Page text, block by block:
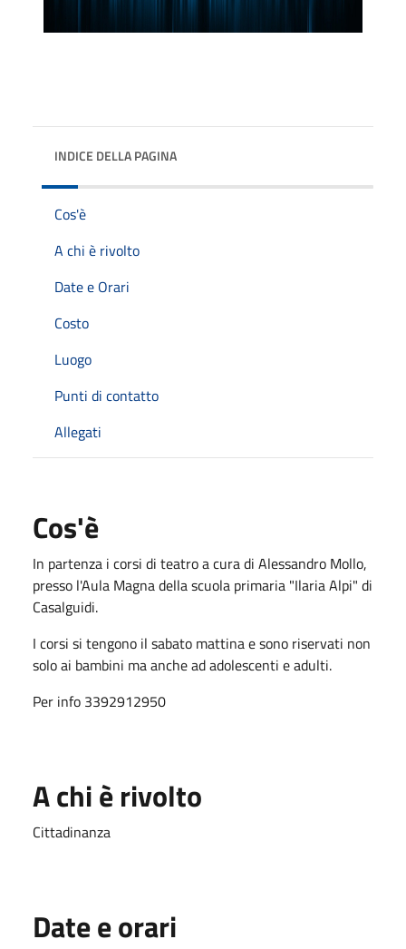
INDICE DELLA PAGINA
Cos'è
A chi è rivolto
Date e Orari
Costo
Luogo
Punti di contatto
Allegati
Cos'è
In partenza i corsi di teatro a cura di Alessandro Mollo,
presso l'Aula Magna della scuola primaria "Ilaria Alpi" di
Casalguidi.
I corsi si tengono il sabato mattina e sono riservati non
solo ai bambini ma anche ad adolescenti e adulti.
Per info 3392912950
A chi è rivolto
Cittadinanza
Date e orari